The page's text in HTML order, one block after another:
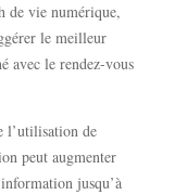
de vie numérique,
le meilleur
avec le rendez-vous
l’utilisation de
peut augmenter
jusqu’à